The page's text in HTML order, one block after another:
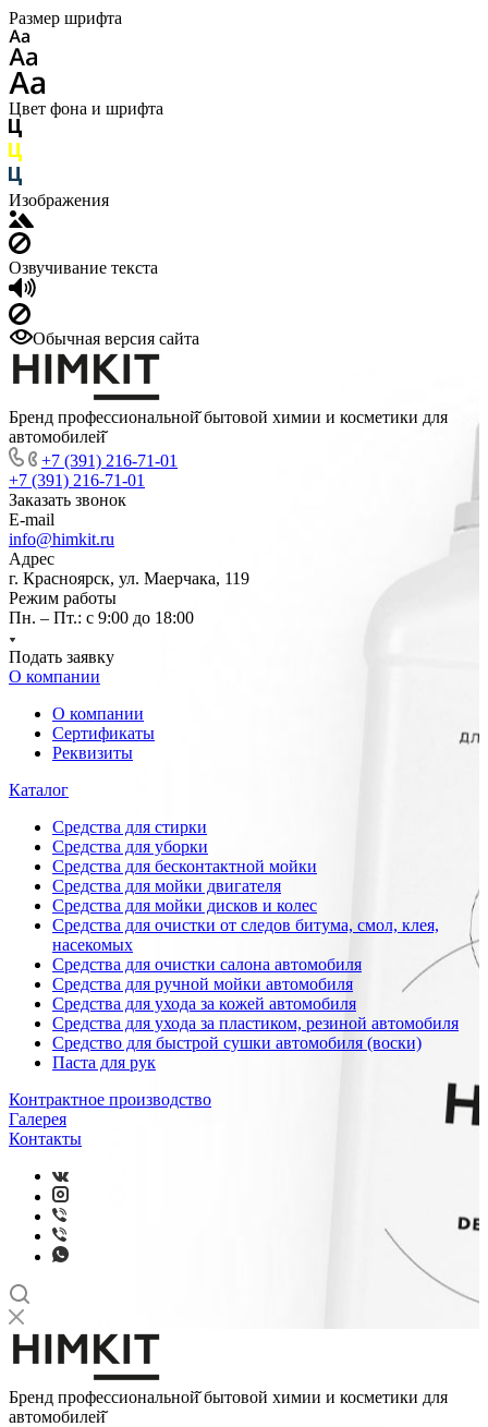
Размер шрифта
Цвет фона и шрифта
Изображения
Озвучивание текста
Обычная версия сайта
Бренд профессиональной̆ бытовой химии и косметики для
автомобилей̆
+7 (391) 216-71-01
+7 (391) 216-71-01
Заказать звонок
E-mail
info@himkit.ru
Адрес
г. Красноярск, ул. Маерчака, 119
Режим работы
Пн. – Пт.: с 9:00 до 18:00
Подать заявку
О компании
О компании
Сертификаты
Реквизиты
Каталог
Средства для стирки
Средства для уборки
Средства для бесконтактной мойки
Средства для мойки двигателя
Средства для мойки дисков и колес
Средства для очистки от следов битума, смол, клея,
насекомых
Средства для очистки салона автомобиля
Средства для ручной мойки автомобиля
Средства для ухода за кожей автомобиля
Средства для ухода за пластиком, резиной автомобиля
Средство для быстрой сушки автомобиля (воски)
Паста для рук
Контрактное производство
Галерея
Контакты
Бренд профессиональной̆ бытовой химии и косметики для
автомобилей̆